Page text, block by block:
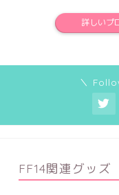
詳しいプ
＼
FF14関連グッズ